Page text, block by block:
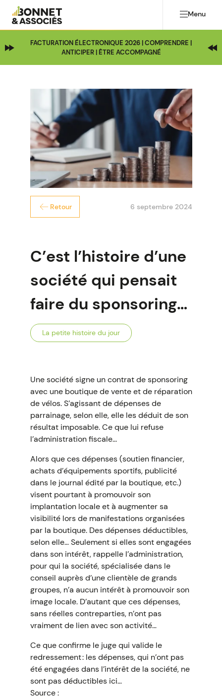
Menu
FACTURATION ÉLECTRONIQUE 2026 | COMPRENDRE |
ANTICIPER | ÊTRE ACCOMPAGNÉ
Retour 6 septembre 2024
C’est l’histoire d’une
société qui pensait
faire du sponsoring…
La petite histoire du jour
Une société signe un contrat de sponsoring
avec une boutique de vente et de réparation
de vélos. S’agissant de dépenses de
parrainage, selon elle, elle les déduit de son
résultat imposable. Ce que lui refuse
l’administration fiscale...
Alors que ces dépenses (soutien financier,
achats d’équipements sportifs, publicité
dans le journal édité par la boutique, etc.)
visent pourtant à promouvoir son
implantation locale et à augmenter sa
visibilité lors de manifestations organisées
par la boutique. Des dépenses déductibles,
selon elle… Seulement si elles sont engagées
dans son intérêt, rappelle l’administration,
pour qui la société, spécialisée dans le
conseil auprès d’une clientèle de grands
groupes, n’a aucun intérêt à promouvoir son
image locale. D’autant que ces dépenses,
sans réelles contreparties, n’ont pas
vraiment de lien avec son activité…
Ce que confirme le juge qui valide le
redressement : les dépenses, qui n’ont pas
été engagées dans l’intérêt de la société, ne
sont pas déductibles ici…
Source :